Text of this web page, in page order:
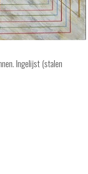
Ingelijst (stalen